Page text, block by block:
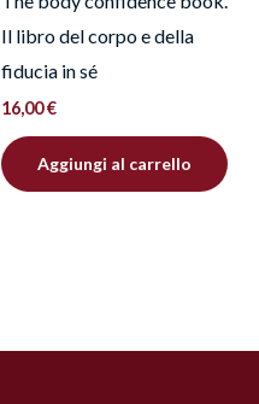
Il libro del corpo e della
fiducia in sé
16,00€
Aggiungi al carrello